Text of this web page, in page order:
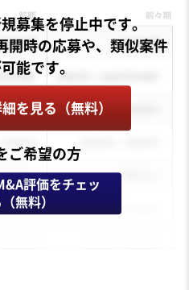
募集を停止中です。
開時の応募や、類似案件
を見る（無料）
ご希望の方
評価をチェッ
無料）